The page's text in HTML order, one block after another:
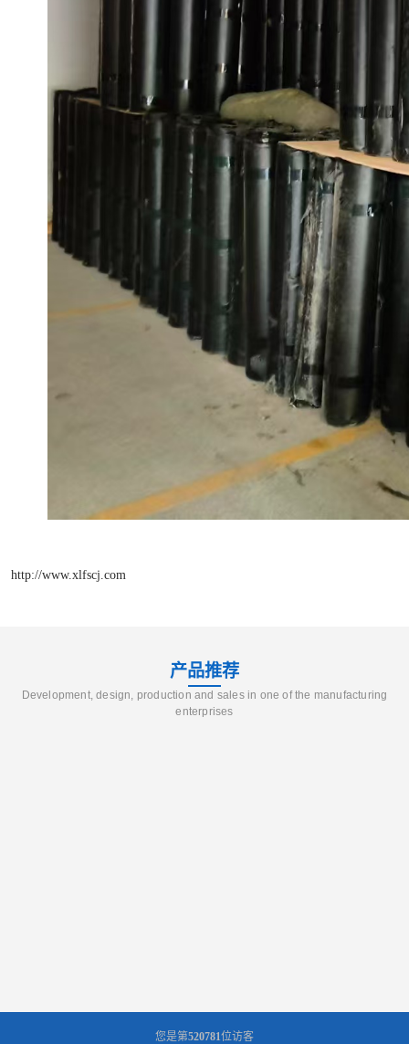
http://www.xlfscj.com
产品推荐
Development, design, production and sales in one of the manufacturing
enterprises
您是第520781位访客